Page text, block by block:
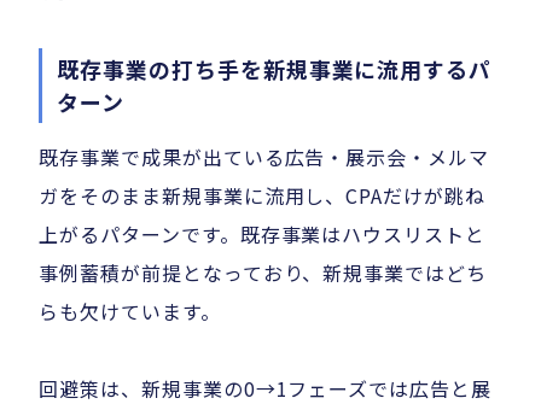
既存事業の打ち手を新規事業に流用するパ
ターン
既存事業で成果が出ている広告・展示会・メルマ
ガをそのまま新規事業に流用し、CPAだけが跳ね
上がるパターンです。既存事業はハウスリストと
事例蓄積が前提となっており、新規事業ではどち
らも欠けています。
回避策は、新規事業の0→1フェーズでは広告と展